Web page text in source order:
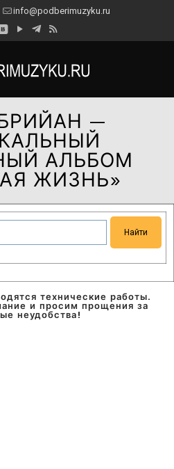
info@podberimuzyku.ru
—
АЛЬБОМ
ЖИЗНЬ»
технические работы.
и просим прощения за
неудобства!